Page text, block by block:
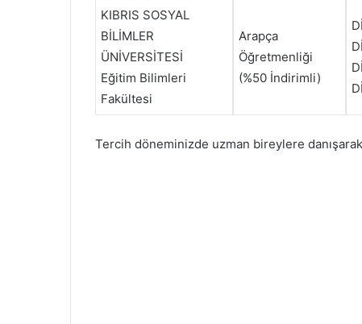
KIBRIS SOSYAL
BİLİMLER
ÜNİVERSİTESİ
Eğitim Bilimleri
Fakültesi
Arapça
Öğretmenliği
(%50 İndirimli)
Tercih döneminizde uzman bireylere